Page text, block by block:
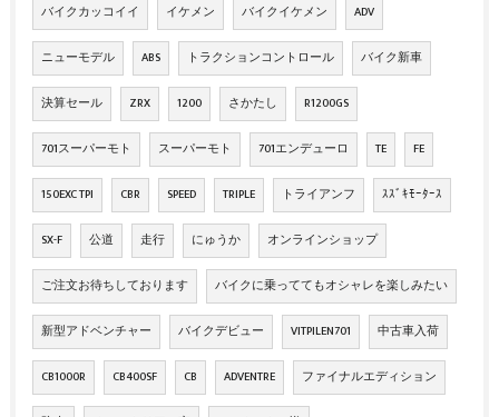
バイクカッコイイ イケメン バイクイケメン ADV
ニューモデル ABS トラクションコントロール バイク新車
決算セール ZRX 1200 さかたし R1200GS
701スーパーモト スーパーモト 701エンデューロ TE FE
150EXC TPI CBR SPEED TRIPLE トライアンフ ｽｽﾞｷﾓｰﾀｰｽ
SX-F 公道 走行 にゅうか オンラインショップ
ご注文お待ちしております バイクに乗っててもオシャレを楽しみたい
新型アドベンチャー バイクデビュー VITPILEN701 中古車入荷
CB1000R CB400SF CB ADVENTRE ファイナルエディション